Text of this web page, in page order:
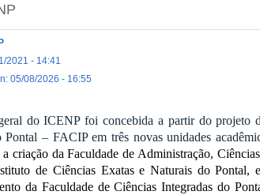
2021 - 14:41
05/08/2026 - 16:55
do ICENP foi concebida a partir do projeto
Pontal – FACIP em três novas unidades
criação da Faculdade de Administração,
de Ciências Exatas e Naturais do Pontal,
da Faculdade de Ciências Integradas do